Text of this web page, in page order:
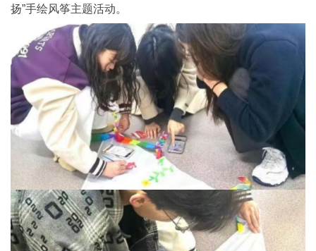
扬”手绘风筝主题活动。